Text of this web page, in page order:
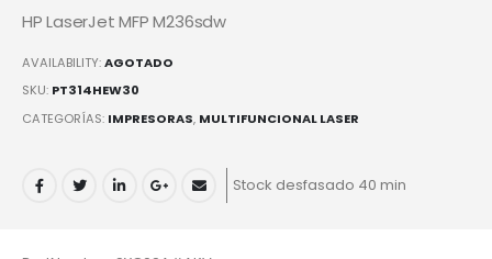
HP LaserJet MFP M236sdw
AVAILABILITY:AGOTADO
SKU: PT314HEW30
CATEGORÍAS: IMPRESORAS, MULTIFUNCIONAL LASER
Stock desfasado 40 min